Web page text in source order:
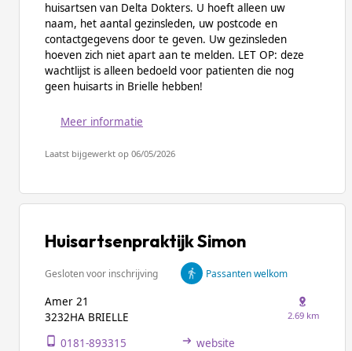
huisartsen van Delta Dokters. U hoeft alleen uw
naam, het aantal gezinsleden, uw postcode en
contactgegevens door te geven. Uw gezinsleden
hoeven zich niet apart aan te melden. LET OP: deze
wachtlijst is alleen bedoeld voor patienten die nog
geen huisarts in Brielle hebben!
Meer informatie
Laatst bijgewerkt op 06/05/2026
Huisartsenpraktijk Simon
Gesloten voor inschrijving Passanten welkom
Amer 21
3232HA BRIELLE
2.69 km
0181-893315 website